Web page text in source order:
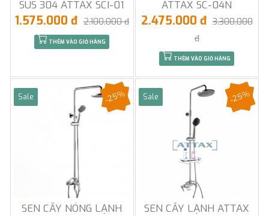
SUS 304 ATTAX SCI-01
1.575.000 đ 2.100.000 đ
THÊM VÀO GIỎ HÀNG
ATTAX SC-04N
2.475.000 đ 3.300.000
đ
THÊM VÀO GIỎ HÀNG
Sale
SEN CÂY NÓNG LẠNH
-25% Sale
SEN CÂY LẠNH ATTAX
-25%